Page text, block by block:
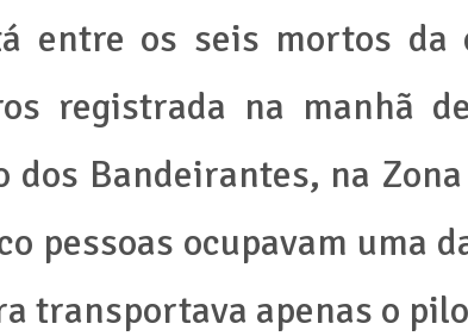
entre os seis mortos da
registrada na manhã
dos Bandeirantes, na
pessoas ocupavam uma
transportava apenas o